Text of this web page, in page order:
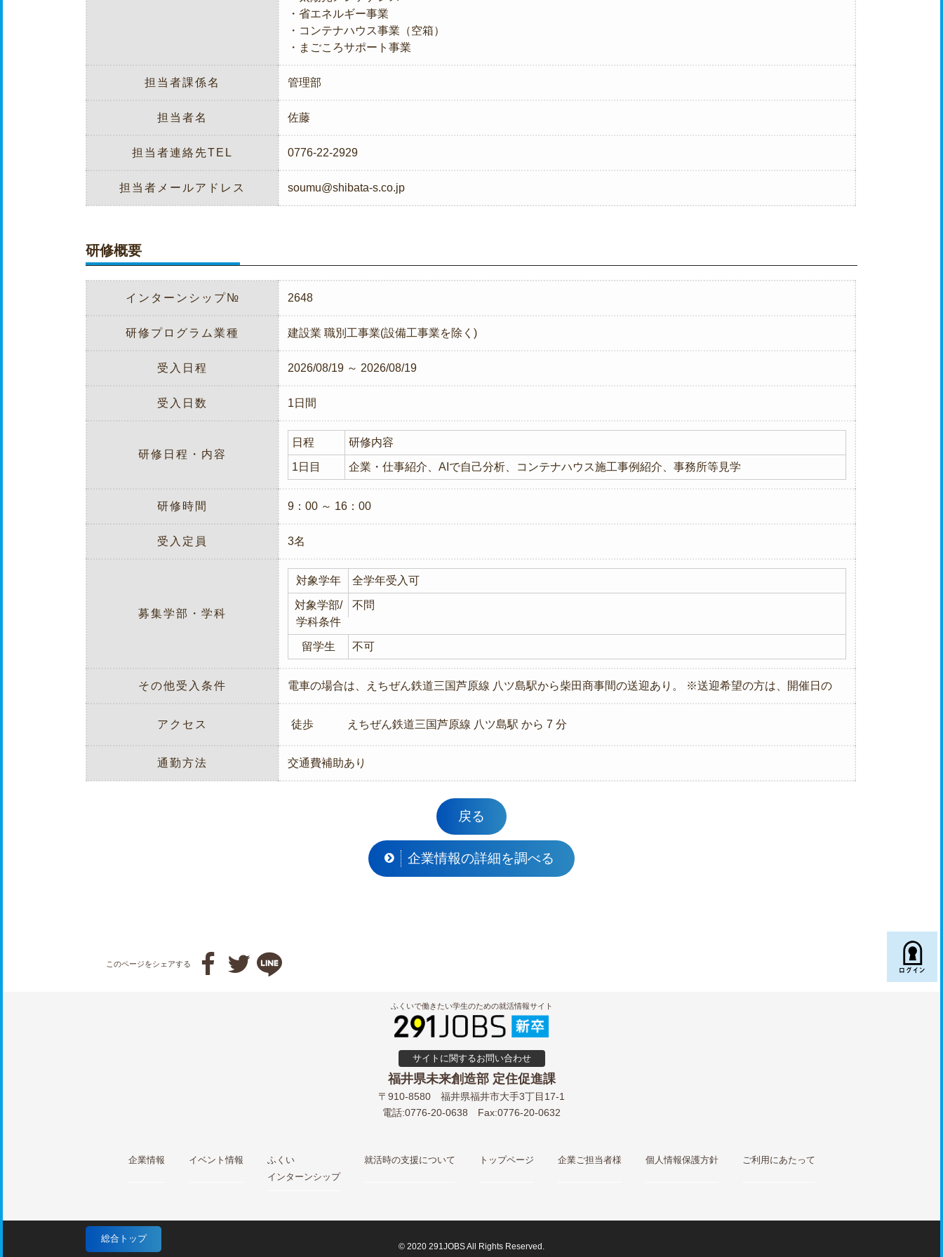

・省エネルギー事業
・コンテナハウス事業（空箱）
・まごころサポート事業
担当者課係名 管理部
担当者名 佐藤
担当者連絡先TEL 0776-22-2929
担当者メールアドレス soumu@shibata-s.co.jp
研修概要
インターンシップ№ 2648
研修プログラム業種 建設業 職別工事業(設備工事業を除く)
受入日程 2026/08/19 ～ 2026/08/19
受入日数 1日間
研修日程・内容
日程 研修内容
1日目 企業・仕事紹介、AIで自己分析、コンテナハウス施工事例紹介、事務所等見学
研修時間 9：00 ～ 16：00
受入定員 3名
募集学部・学科
対象学年 全学年受入可
対象学部/
学科条件
不問
留学生 不可
その他受入条件 電車の場合は、えちぜん鉄道三国芦原線 八ツ島駅から柴田商事間の送迎あり。 ※送迎希望の方は、開催日の
アクセス 徒歩 えちぜん鉄道三国芦原線 八ツ島駅 から 7 分
通勤方法 交通費補助あり
戻る
企業情報の詳細を調べる
このページをシェアする   
ふくいで働きたい学生のための就活情報サイト
サイトに関するお問い合わせ
福井県未来創造部 定住促進課
〒910-8580
福井県福井市大手3丁目17-1
電話:0776-20-0638
Fax:0776-20-0632
企業情報 イベント情報
ふくい
インターンシップ
就活時の支援について トップページ 企業ご担当者様 個人情報保護方針 ご利用にあたって
総合トップ
© 2020 291JOBS All Rights Reserved.